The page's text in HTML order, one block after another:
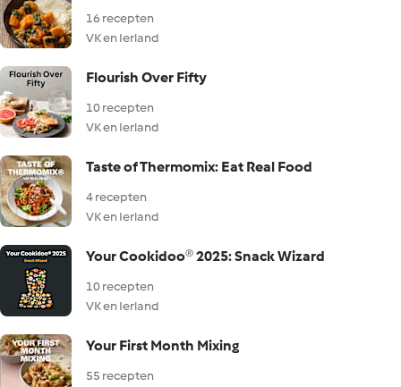
16 recepten
VK en Ierland
Flourish Over Fifty
10 recepten
VK en Ierland
Taste of Thermomix: Eat Real Food
4 recepten
VK en Ierland
Your Cookidoo® 2025: Snack Wizard
10 recepten
VK en Ierland
Your First Month Mixing
55 recepten